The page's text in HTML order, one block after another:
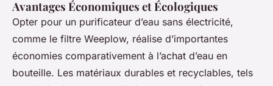
Avantages Économiques et Écologiques
Opter pour un purificateur d’eau sans électricité,
comme le filtre Weeplow, réalise d’importantes
économies comparativement à l’achat d’eau en
bouteille. Les matériaux durables et recyclables, tels